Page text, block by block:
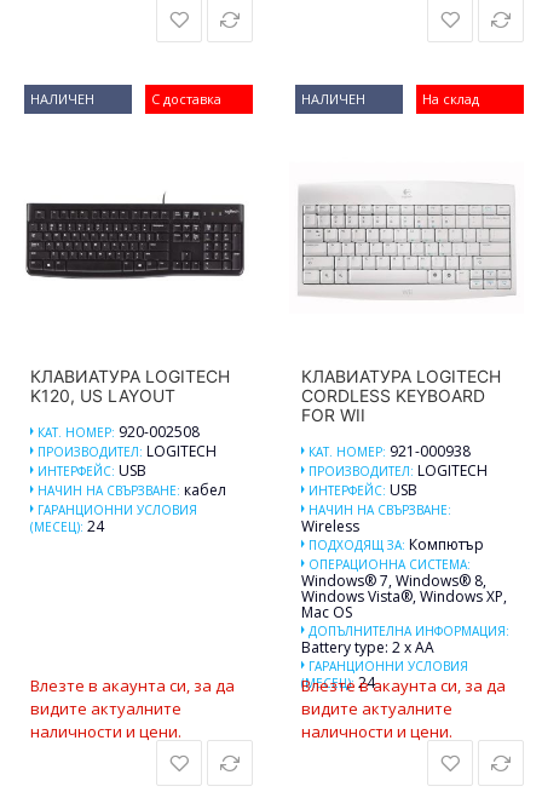
С доставка
НАЛИЧЕН
КЛАВИАТУРА LOGITECH
K120, US LAYOUT
КАТ. НОМЕР: 920-002508
ПРОИЗВОДИТЕЛ: LOGITECH
ИНТЕРФЕЙС: USB
НАЧИН НА СВЪРЗВАНЕ: кабел
ГАРАНЦИОННИ УСЛОВИЯ
(МЕСЕЦ): 24
Влезте в акаунта си, за да
видите актуалните
наличности и цени.
На склад
НАЛИЧЕН
КЛАВИАТУРА LOGITECH
CORDLESS KEYBOARD
FOR WII
КАТ. НОМЕР: 921-000938
ПРОИЗВОДИТЕЛ: LOGITECH
ИНТЕРФЕЙС: USB
НАЧИН НА СВЪРЗВАНЕ:
Wireless
ПОДХОДЯЩ ЗА: Компютър
ОПЕРАЦИОННА СИСТЕМА:
Windows® 7, Windows® 8,
Windows Vista®, Windows XP,
Mac OS
ДОПЪЛНИТЕЛНА ИНФОРМАЦИЯ:
Battery type: 2 x AA
ГАРАНЦИОННИ УСЛОВИЯ
(МЕСЕЦ): 24
Влезте в акаунта си, за да
видите актуалните
наличности и цени.